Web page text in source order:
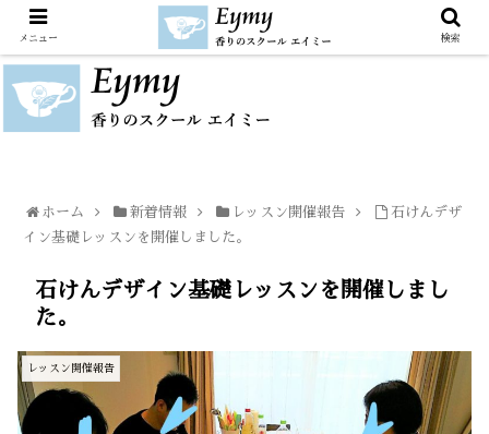
ホーム 新着情報 レッスン開催報告
石けんデザ
イン基礎レッスンを開催しました。
石けんデザイン基礎レッスンを開催しまし
た。
レッスン開催報告
メニュー 検索